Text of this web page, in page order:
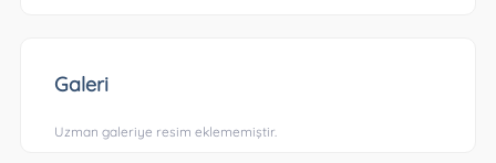
Galeri
Uzman galeriye resim eklememiştir.